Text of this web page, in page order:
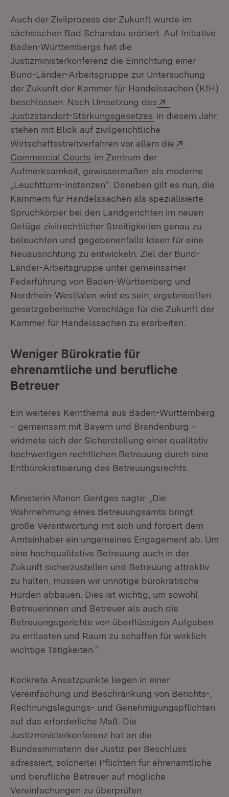
Auch der Zivilprozess der Zukunft wurde im
sächsischen Bad Schandau erörtert. Auf Initiative
Baden-Württembergs hat die
Justizministerkonferenz die Einrichtung einer
Bund-Länder-Arbeitsgruppe zur Untersuchung
der Zukunft der Kammer für Handelssachen (KfH)
beschlossen. Nach Umsetzung des
Justizstandort-Stärkungsgesetzes (Öffnet in neuem
in diesem Jahr
stehen mit Blick auf zivilgerichtliche
Wirtschaftsstreitverfahren vor allem die
Commercial Courts (Öffnet in neuem Fenster)
im Zentrum der
Aufmerksamkeit, gewissermaßen als moderne
„Leuchtturm-Instanzen“. Daneben gilt es nun, die
Kammern für Handelssachen als spezialisierte
Spruchkörper bei den Landgerichten im neuen
Gefüge zivilrechtlicher Streitigkeiten genau zu
beleuchten und gegebenenfalls Ideen für eine
Neuausrichtung zu entwickeln. Ziel der Bund-
Länder-Arbeitsgruppe unter gemeinsamer
Federführung von Baden-Württemberg und
Nordrhein-Westfalen wird es sein, ergebnisoffen
gesetzgeberische Vorschläge für die Zukunft der
Kammer für Handelssachen zu erarbeiten.
Weniger Bürokratie für
ehrenamtliche und berufliche
Betreuer
Ein weiteres Kernthema aus Baden-Württemberg
– gemeinsam mit Bayern und Brandenburg –
widmete sich der Sicherstellung einer qualitativ
hochwertigen rechtlichen Betreuung durch eine
Entbürokratisierung des Betreuungsrechts.
Ministerin Marion Gentges sagte: „Die
Wahrnehmung eines Betreuungsamts bringt
große Verantwortung mit sich und fordert dem
Amtsinhaber ein ungemeines Engagement ab. Um
eine hochqualitative Betreuung auch in der
Zukunft sicherzustellen und Betreuung attraktiv
zu halten, müssen wir unnötige bürokratische
Hürden abbauen. Dies ist wichtig, um sowohl
Betreuerinnen und Betreuer als auch die
Betreuungsgerichte von überflüssigen Aufgaben
zu entlasten und Raum zu schaffen für wirklich
wichtige Tätigkeiten.“
Konkrete Ansatzpunkte liegen in einer
Vereinfachung und Beschränkung von Berichts-,
Rechnungslegungs- und Genehmigungspflichten
auf das erforderliche Maß. Die
Justizministerkonferenz hat an die
Bundesministerin der Justiz per Beschluss
adressiert, solcherlei Pflichten für ehrenamtliche
und berufliche Betreuer auf mögliche
Vereinfachungen zu überprüfen.